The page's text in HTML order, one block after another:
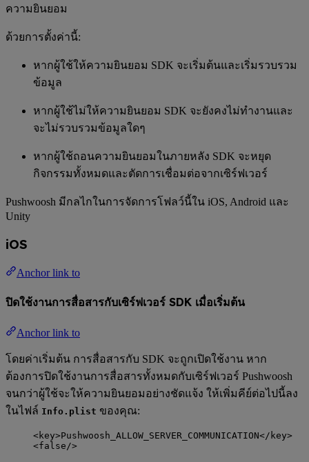
ความยินยอม
ด้วยการตั้งค่านี้:
หากผู้ใช้ให้ความยินยอม SDK จะเริ่มต้นและเริ่มรวบรวม
ข้อมูล
หากผู้ใช้ไม่ให้ความยินยอม SDK จะยังคงไม่ทำงานและ
จะไม่รวบรวมข้อมูลใดๆ
หากผู้ใช้ถอนความยินยอมในภายหลัง SDK จะหยุด
กิจกรรมทั้งหมดและตัดการเชื่อมต่อจากเซิร์ฟเวอร์
Pushwoosh มีกลไกในการจัดการโฟลว์นี้ใน iOS, Android และ
Unity
iOS
Anchor link to
ปิดใช้งานการสื่อสารกับเซิร์ฟเวอร์ SDK เมื่อเริ่มต้น
Anchor link to
โดยค่าเริ่มต้น การสื่อสารกับ SDK จะถูกเปิดใช้งาน หาก
ต้องการปิดใช้งานการสื่อสารทั้งหมดกับเซิร์ฟเวอร์ Pushwoosh
จนกว่าผู้ใช้จะให้ความยินยอมอย่างชัดแจ้ง ให้เพิ่มคีย์ต่อไปนี้ลง
ในไฟล์ Info.plist ของคุณ:
<key>Pushwoosh_ALLOW_SERVER_COMMUNICATION</ key>
<false/>